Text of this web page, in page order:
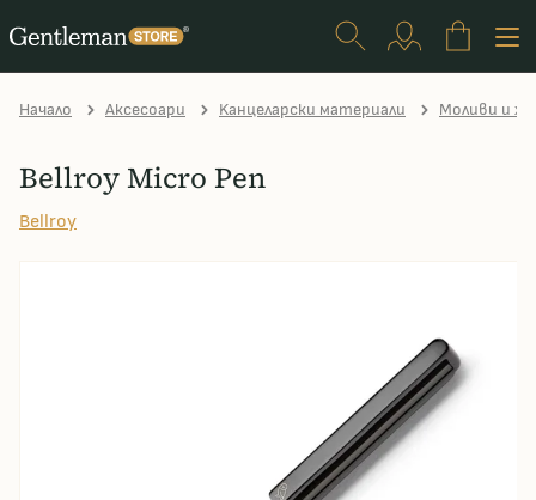
Начало Аксесоари Kанцеларски материали Моливи и
Bellroy Micro Pen
Bellroy